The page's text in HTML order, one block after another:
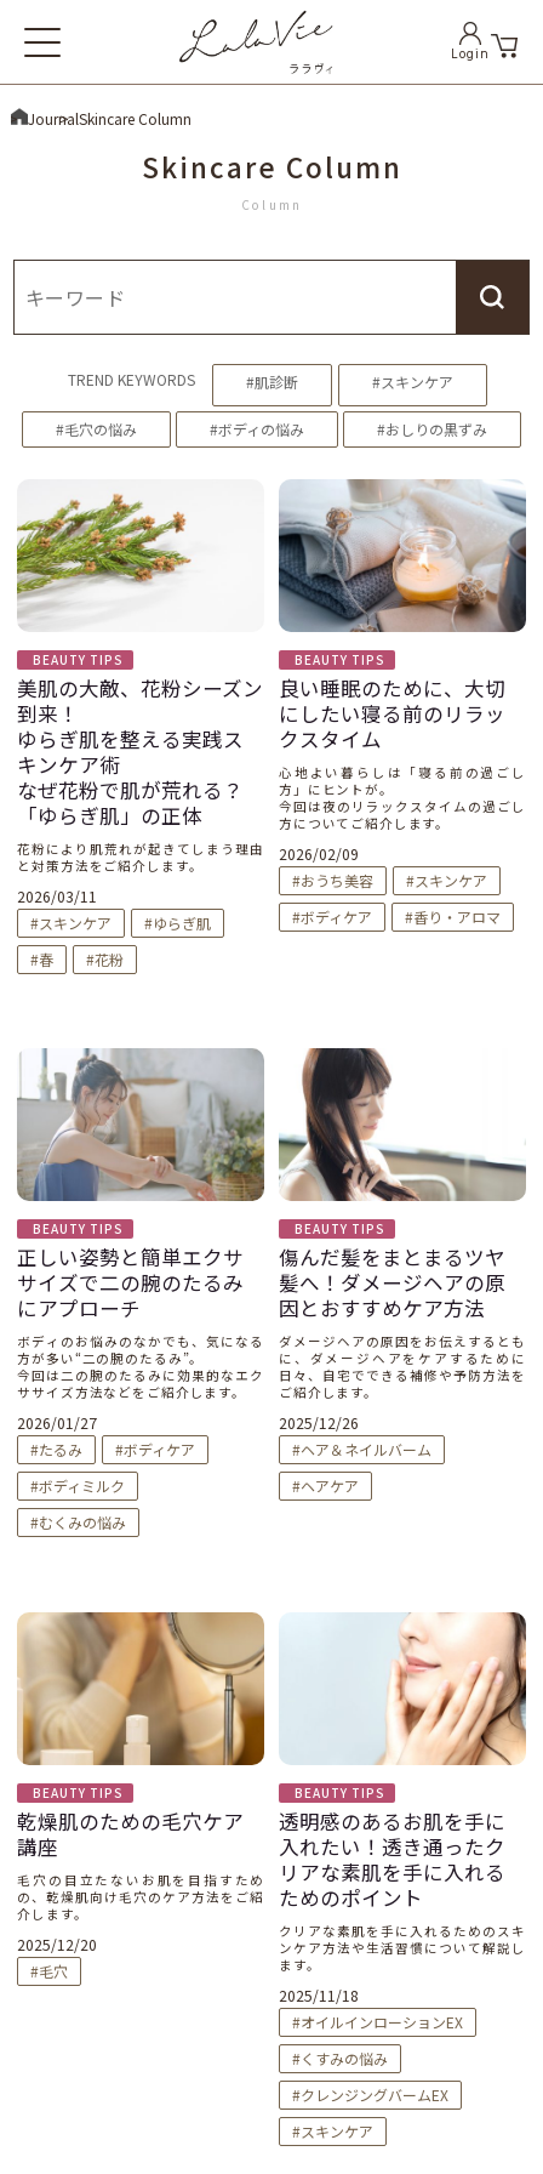
Login
JournalSkincare Column
Skincare Column
Column
TREND KEYWORDS #肌診断 #スキンケア
#毛穴の悩み #ボディの悩み #おしりの黒ずみ
BEAUTY TIPS
美肌の大敵、花粉シーズン
到来！
ゆらぎ肌を整える実践ス
キンケア術
なぜ花粉で肌が荒れる？
「ゆらぎ肌」の正体
花粉により肌荒れが起きてしまう理由
と対策方法をご紹介します。
2026/03/11
スキンケア
ゆらぎ肌
春
花粉
BEAUTY TIPS
良い睡眠のために、大切
にしたい寝る前のリラッ
クスタイム
心地よい暮らしは「寝る前の過ごし
方」にヒントが。
今回は夜のリラックスタイムの過ごし
方についてご紹介します。
2026/02/09
おうち美容
スキンケア
ボディケア
香り・アロマ
BEAUTY TIPS
正しい姿勢と簡単エクサ
サイズで二の腕のたるみ
にアプローチ
ボディのお悩みのなかでも、気になる
方が多い“二の腕のたるみ”。
今回は二の腕のたるみに効果的なエク
ササイズ方法などをご紹介します。
2026/01/27
たるみ
ボディケア
ボディミルク
むくみの悩み
BEAUTY TIPS
傷んだ髪をまとまるツヤ
髪へ！ダメージヘアの原
因とおすすめケア方法
ダメージヘアの原因をお伝えするとも
に、ダメージヘアをケアするために
日々、自宅でできる補修や予防方法を
ご紹介します。
2025/12/26
ヘア＆ネイルバーム
ヘアケア
BEAUTY TIPS
乾燥肌のための毛穴ケア
講座
毛穴の目立たないお肌を目指すため
の、乾燥肌向け毛穴のケア方法をご紹
介します。
2025/12/20
毛穴
BEAUTY TIPS
透明感のあるお肌を手に
入れたい！透き通ったク
リアな素肌を手に入れる
ためのポイント
クリアな素肌を手に入れるためのスキ
ンケア方法や生活習慣について解説し
ます。
2025/11/18
オイルインローションEX
くすみの悩み
クレンジングバームEX
スキンケア